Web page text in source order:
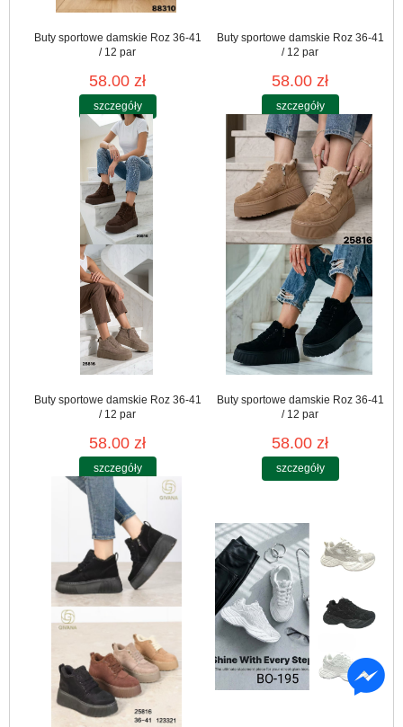
Buty sportowe damskie Roz 36-41
/ 12 par
58.00 zł
szczegóły
Buty sportowe damskie Roz 36-41
/ 12 par
58.00 zł
szczegóły
Buty sportowe damskie Roz 36-41
/ 12 par
58.00 zł
szczegóły
Buty sportowe damskie Roz 36-41
/ 12 par
58.00 zł
szczegóły